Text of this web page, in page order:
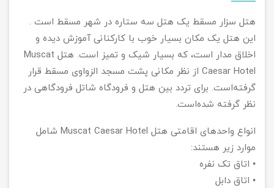
هتل سزار مسقط یک هتل سه ستاره در شهر مسقط است .
این هتل یک مکان بسیار خوب با کارکنانی آموزش دیده و
اخلاق مدار است، که بسیار شیک و تمیز است. هتل Muscat
Caesar Hotel از نظر مکانی پشت مسجد الزواوی مسقط قرار
گرفته‌است. برای تردد بین هتل و فرودگاه شاتل فرودگاهی در
نظر گرفته شده‌است.
انواع واحدهای اقامتی هتل Muscat Caesar Hotel شامل
موارد زیر هستند:
• اتاق تک نفره
• اتاق دابل
تور مرداب هسل
تور کاشان
تور اصفهان
تور آفرود